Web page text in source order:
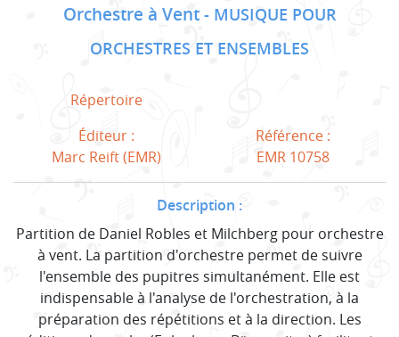
Orchestre à Vent
MUSIQUE POUR
ORCHESTRES ET ENSEMBLES
Répertoire
Éditeur :
Marc Reift (EMR)
Référence :
EMR 10758
Description :
Partition de Daniel Robles et Milchberg pour orchestre
à vent. La partition d'orchestre permet de suivre
l'ensemble des pupitres simultanément. Elle est
indispensable à l'analyse de l'orchestration, à la
préparation des répétitions et à la direction. Les